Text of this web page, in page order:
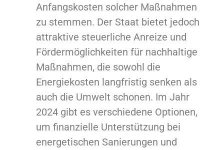
Anfangskosten solcher Maßnahmen
zu stemmen. Der Staat bietet jedoch
attraktive steuerliche Anreize und
Fördermöglichkeiten für nachhaltige
Maßnahmen, die sowohl die
Energiekosten langfristig senken als
auch die Umwelt schonen. Im Jahr
2024 gibt es verschiedene Optionen,
um finanzielle Unterstützung bei
energetischen Sanierungen und